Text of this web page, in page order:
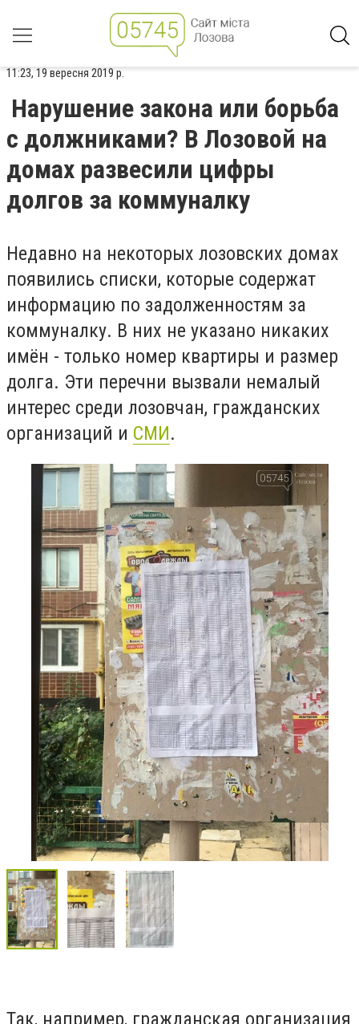
11:23, 19 вересня 2019 р.
Нарушение закона или борьба
с должниками? В Лозовой на
домах развесили цифры
долгов за коммуналку
Недавно на некоторых лозовских домах
появились списки, которые содержат
информацию по задолженностям за
коммуналку. В них не указано никаких
имён - только номер квартиры и размер
долга. Эти перечни вызвали немалый
интерес среди лозовчан, гражданских
организаций и СМИ.
Так, например, гражданская организация